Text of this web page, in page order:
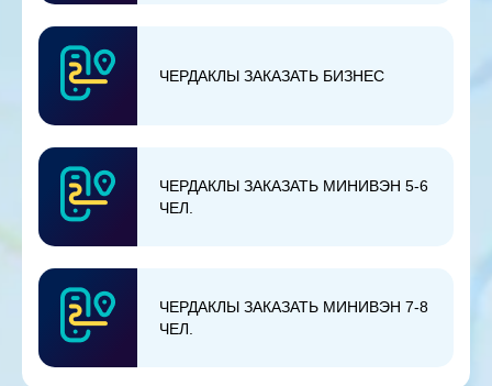
ЧЕРДАКЛЫ ЗАКАЗАТЬ БИЗНЕС
ЧЕРДАКЛЫ ЗАКАЗАТЬ МИНИВЭН 5-6
ЧЕЛ.
ЧЕРДАКЛЫ ЗАКАЗАТЬ МИНИВЭН 7-8
ЧЕЛ.